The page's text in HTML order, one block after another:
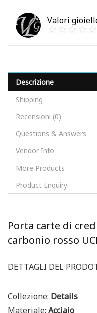
Valori
Descrizione
Shipping
Recensioni (0)
Questions & Answers
Vendor Info
More Products
Product Enquiry
Porta carte di
carbonio rosso
DETTAGLI DEL
Collezione: Details
Materiale: Acciaio